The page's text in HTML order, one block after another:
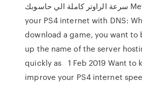
سرعة الراوتر كاملة الي حاسوبك Method 1: Boost
your PS4 internet with DNS:
download a game, you want to
up the name of the server
quickly as 1 Feb 2019 Want to
improve your PS4 internet